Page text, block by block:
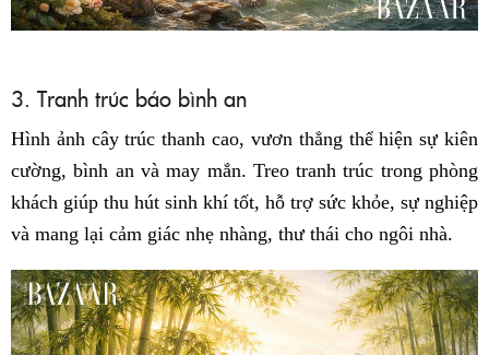
3. Tranh trúc báo bình an
Hình ảnh cây trúc thanh cao, vươn thẳng thể hiện sự kiên
cường, bình an và may mắn. Treo tranh trúc trong phòng
khách giúp thu hút sinh khí tốt, hỗ trợ sức khỏe, sự nghiệp
và mang lại cảm giác nhẹ nhàng, thư thái cho ngôi nhà.